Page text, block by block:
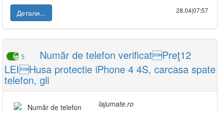
Детали...
28.04|07:57
5
Număr de telefon verificatPreţ12
LEIHusa protectie iPhone 4 4S, carcasa spate
telefon, gli
lajumate.ro